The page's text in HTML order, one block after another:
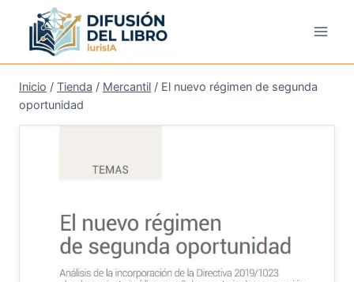
contenido
Inicio / Tienda / Mercantil / El nuevo régimen de segunda
oportunidad